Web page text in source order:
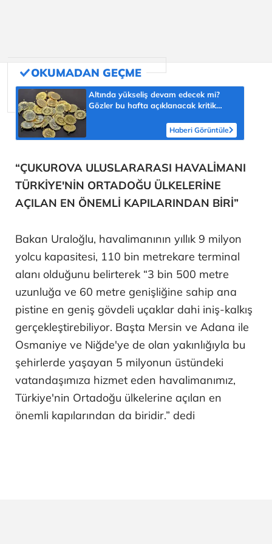
Altında yükseliş devam edecek mi?
Gözler bu hafta açıklanacak kritik
Haberi Görüntüle
“ÇUKUROVA ULUSLARARASI HAVALİMANI
TÜRKİYE'NİN ORTADOĞU ÜLKELERİNE
AÇILAN EN ÖNEMLİ KAPILARINDAN BİRİ”
Bakan Uraloğlu, havalimanının yıllık 9 milyon
yolcu kapasitesi, 110 bin metrekare terminal
alanı olduğunu belirterek “3 bin 500 metre
uzunluğa ve 60 metre genişliğine sahip ana
pistine en geniş gövdeli uçaklar dahi iniş-kalkış
gerçekleştirebiliyor. Başta Mersin ve Adana ile
Osmaniye ve Niğde'ye de olan yakınlığıyla bu
şehirlerde yaşayan 5 milyonun üstündeki
vatandaşımıza hizmet eden havalimanımız,
Türkiye'nin Ortadoğu ülkelerine açılan en
önemli kapılarından da biridir.” dedi